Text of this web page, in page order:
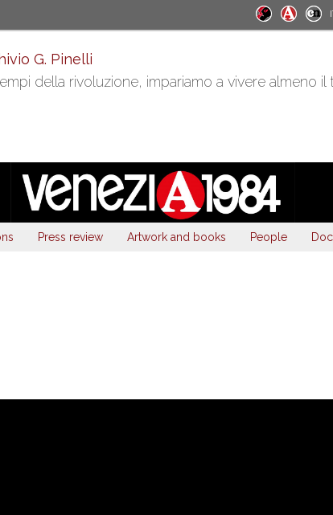
G. Pinelli
della rivoluzione, impariamo a vivere almeno
Press review Artwork and books People